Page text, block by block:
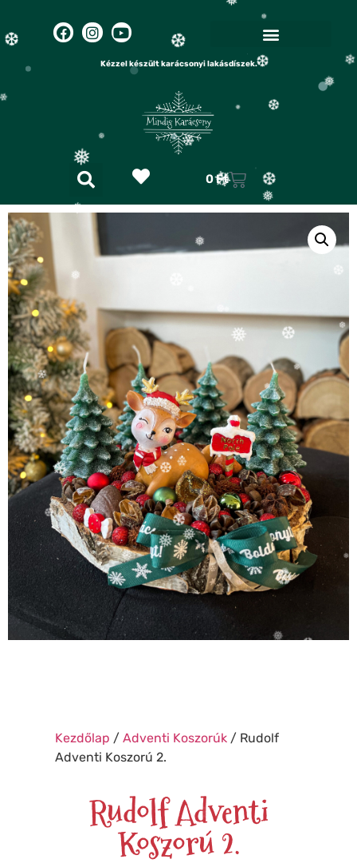
❅
❅
❄
❆
❅
❆
❅
❆
❅
❄
❅
❆
❅
❄
❆
❆
❅
❄
❅
❆
❆
❅
❅
❅
❆
❄
❅
❆
❆
❆
❆
❄
❅
❄
Kézzel készült karácsonyi lakásdíszek.
0Ft
Kezdőlap / Adventi Koszorúk / Rudolf
Adventi Koszorú 2.
Rudolf Adventi
Koszorú 2.